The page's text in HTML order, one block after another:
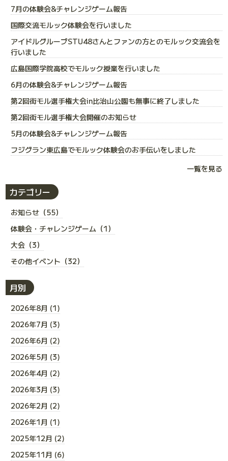
7月の体験会&チャレンジゲーム報告
国際交流モルック体験会を行いました
アイドルグループSTU48さんとファンの方とのモルック交流会を
行いました
広島国際学院高校でモルック授業を行いました
6月の体験会&チャレンジゲーム報告
第2回街モル選手権大会in比治山公園も無事に終了しました
第2回街モル選手権大会開催のお知らせ
5月の体験会&チャレンジゲーム報告
フジグラン東広島でモルック体験会のお手伝いをしました
一覧を見る
カテゴリー
お知らせ（55）
体験会・チャレンジゲーム（1）
大会（3）
その他イベント（32）
月別
2026年8月 (1)
2026年7月 (3)
2026年6月 (2)
2026年5月 (3)
2026年4月 (2)
2026年3月 (3)
2026年2月 (2)
2026年1月 (1)
2025年12月 (2)
2025年11月 (6)